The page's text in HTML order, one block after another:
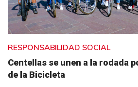
RESPONSABILIDAD SOCIAL
Centellas se unen a la rodada
de la Bicicleta